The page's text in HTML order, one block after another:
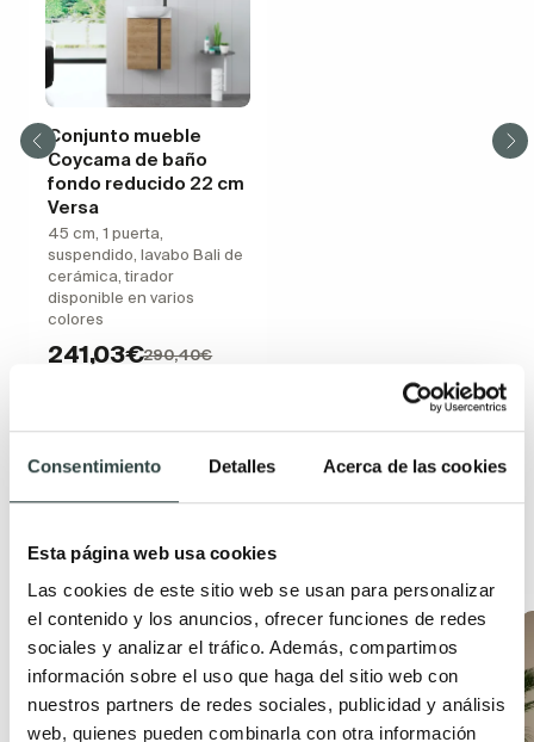
Consentimiento Detalles Acerca de las cookies
Esta página web usa cookies
Las cookies de este sitio web se usan para personalizar
el contenido y los anuncios, ofrecer funciones de redes
sociales y analizar el tráfico. Además, compartimos
información sobre el uso que haga del sitio web con
nuestros partners de redes sociales, publicidad y análisis
web, quienes pueden combinarla con otra información
Conjunto mueble
Coycama de baño
fondo reducido 22 cm
Versa
45 cm, 1 puerta,
suspendido, lavabo Bali de
cerámica, tirador
disponible en varios
colores
241,03€290,40€
Productos relacionados